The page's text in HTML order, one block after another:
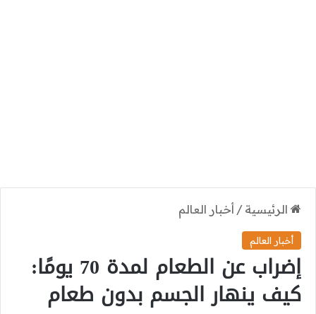
الرئيسية / أخبار العالم
أخبار العالم
إضراب عن الطعام لمدة 70 يومًا:
كيف ينهار الجسم بدون طعام